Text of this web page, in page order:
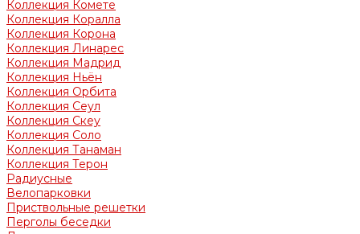
Коллекция Комете
Коллекция Коралла
Коллекция Корона
Коллекция Линарес
Коллекция Мадрид
Коллекция Ньён
Коллекция Орбита
Коллекция Сеул
Коллекция Скеу
Коллекция Соло
Коллекция Танаман
Коллекция Терон
Радиусные
Велопарковки
Приствольные решетки
Перголы беседки